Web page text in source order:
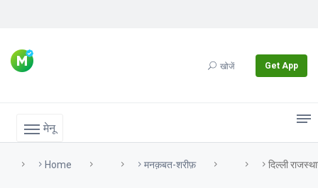
खोजें Get App
मेनू
Home मनक़बत-शरीफ़ दिल्ली